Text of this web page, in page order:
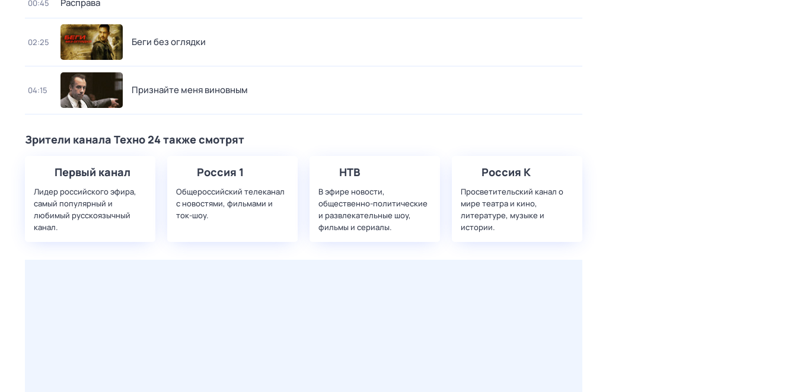
00:45 Расправа
02:25 Беги без оглядки
04:15 Признайте меня виновным
Зрители канала Техно 24 также смотрят
Первый канал
Лидер российского эфира,
самый популярный и
любимый русскоязычный
канал.
Россия 1
Общероссийский телеканал
с новостями, фильмами и
ток-шоу.
НТВ
В эфире новости,
общественно-политические
и развлекательные шоу,
фильмы и сериалы.
Россия К
Просветительский канал о
мире театра и кино,
литературе, музыке и
истории.